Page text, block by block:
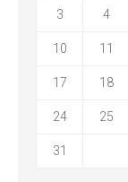
3 4
10 11
17 18
24 25
31